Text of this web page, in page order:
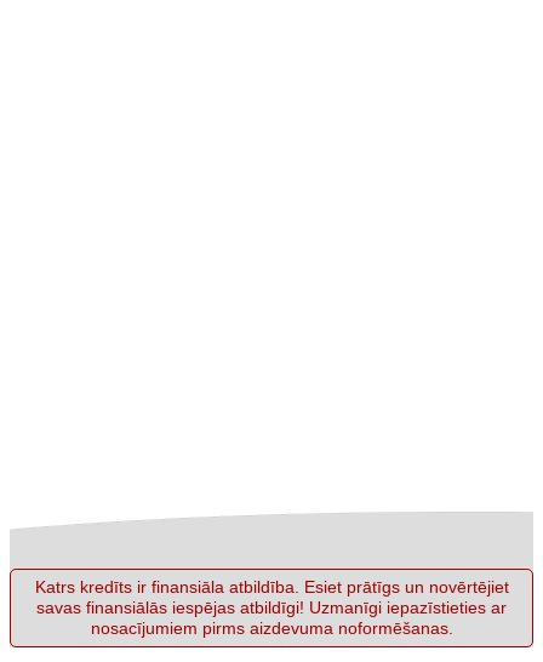
Katrs kredīts ir finansiāla atbildība. Esiet prātīgs un novērtējiet
savas finansiālās iespējas atbildīgi! Uzmanīgi iepazīstieties ar
nosacījumiem pirms aizdevuma noformēšanas.